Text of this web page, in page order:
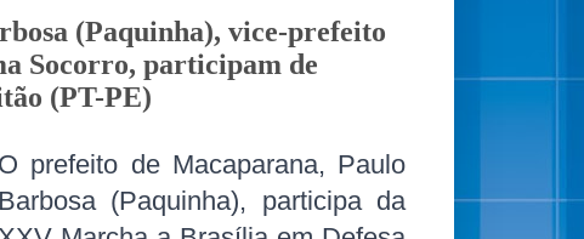
(Paquinha), vice-prefeito
Socorro, participam de
(PT-PE)
O prefeito de Macaparana, Paulo
Barbosa (Paquinha), participa da